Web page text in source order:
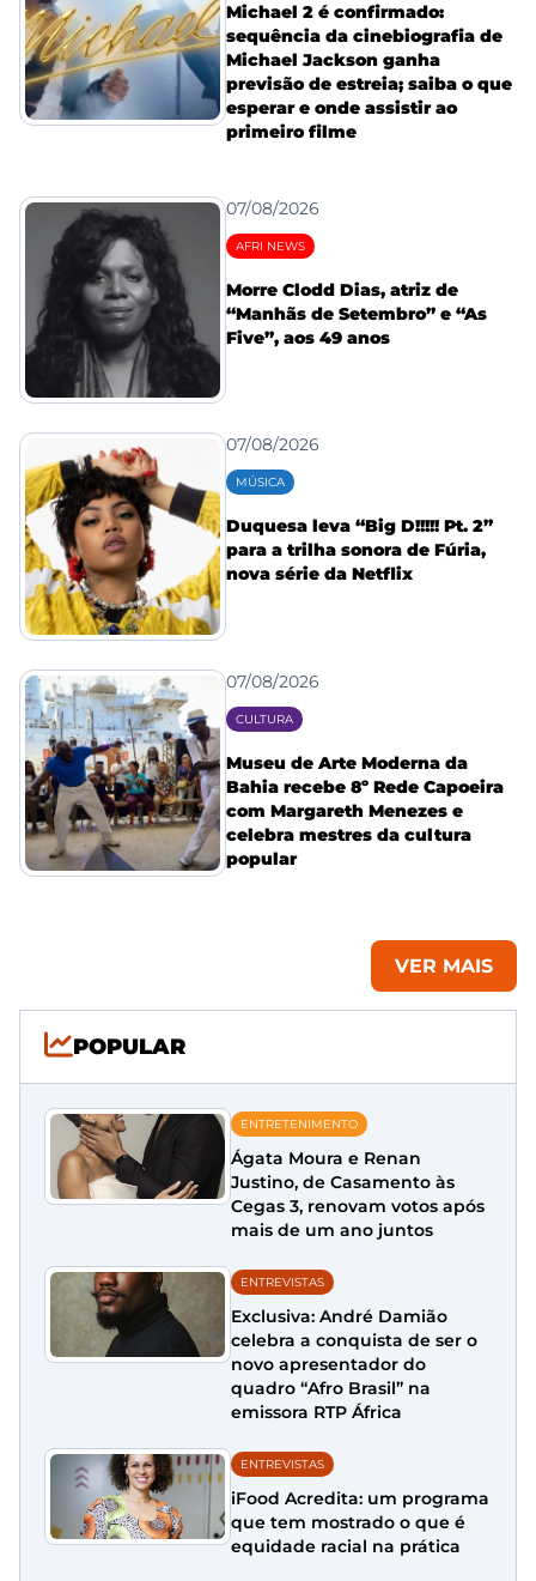
Michael 2 é confirmado:
sequência da cinebiografia de
Michael Jackson ganha
previsão de estreia; saiba o que
esperar e onde assistir ao
primeiro filme
07/08/2026
AFRI NEWS
Morre Clodd Dias, atriz de
“Manhãs de Setembro” e “As
Five”, aos 49 anos
07/08/2026
MÚSICA
Duquesa leva “Big D!!!!! Pt. 2”
para a trilha sonora de Fúria,
nova série da Netflix
07/08/2026
CULTURA
Museu de Arte Moderna da
Bahia recebe 8º Rede Capoeira
com Margareth Menezes e
celebra mestres da cultura
popular
VER MAIS
POPULAR
ENTRETENIMENTO
Ágata Moura e Renan
Justino, de Casamento às
Cegas 3, renovam votos após
mais de um ano juntos
ENTREVISTAS
Exclusiva: André Damião
celebra a conquista de ser o
novo apresentador do
quadro “Afro Brasil” na
emissora RTP África
ENTREVISTAS
iFood Acredita: um programa
que tem mostrado o que é
equidade racial na prática